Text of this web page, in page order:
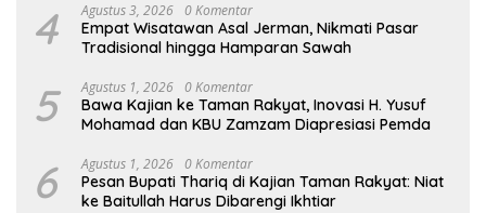
4 Agustus 3, 2026 0 Komentar
Empat Wisatawan Asal Jerman, Nikmati Pasar
Tradisional hingga Hamparan Sawah
5 Agustus 1, 2026 0 Komentar
Bawa Kajian ke Taman Rakyat, Inovasi H. Yusuf
Mohamad dan KBU Zamzam Diapresiasi Pemda
6 Agustus 1, 2026 0 Komentar
Pesan Bupati Thariq di Kajian Taman Rakyat: Niat
ke Baitullah Harus Dibarengi Ikhtiar